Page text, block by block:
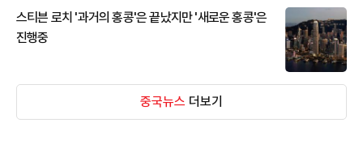
스티븐 로치 '과거의 홍콩'은 끝났지만 '새로운 홍콩'은
진행중
중국뉴스 더보기